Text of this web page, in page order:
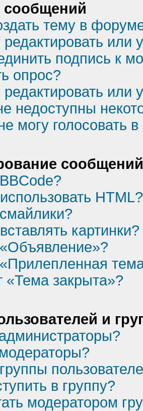
сообщений
тему в
редактировать или
подпись к
опрос?
редактировать или
недоступны
могу голосовать
HTML?
картинки?
«Тема закрыта»?
и
в группу?
модератором